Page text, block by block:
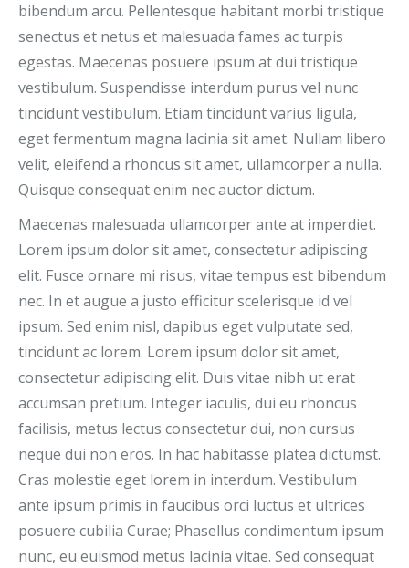
bibendum arcu. Pellentesque habitant morbi tristique
senectus et netus et malesuada fames ac turpis
egestas. Maecenas posuere ipsum at dui tristique
vestibulum. Suspendisse interdum purus vel nunc
tincidunt vestibulum. Etiam tincidunt varius ligula,
eget fermentum magna lacinia sit amet. Nullam libero
velit, eleifend a rhoncus sit amet, ullamcorper a nulla.
Quisque consequat enim nec auctor dictum.
Maecenas malesuada ullamcorper ante at imperdiet.
Lorem ipsum dolor sit amet, consectetur adipiscing
elit. Fusce ornare mi risus, vitae tempus est bibendum
nec. In et augue a justo efficitur scelerisque id vel
ipsum. Sed enim nisl, dapibus eget vulputate sed,
tincidunt ac lorem. Lorem ipsum dolor sit amet,
consectetur adipiscing elit. Duis vitae nibh ut erat
accumsan pretium. Integer iaculis, dui eu rhoncus
facilisis, metus lectus consectetur dui, non cursus
neque dui non eros. In hac habitasse platea dictumst.
Cras molestie eget lorem in interdum. Vestibulum
ante ipsum primis in faucibus orci luctus et ultrices
posuere cubilia Curae; Phasellus condimentum ipsum
nunc, eu euismod metus lacinia vitae. Sed consequat